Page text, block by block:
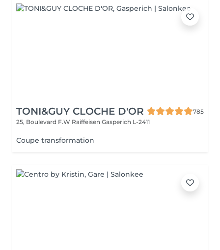
TONI&GUY CLOCHE D'OR
785
25, Boulevard F.W Raiffeisen Gasperich L-2411
Coupe transformation